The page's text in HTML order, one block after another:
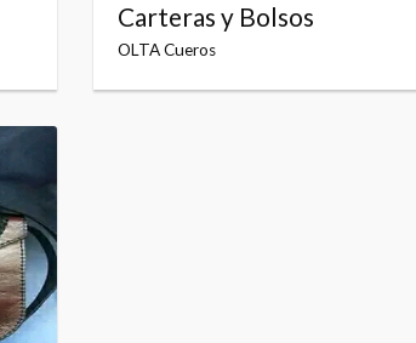
Carteras y Bolsos
OLTA Cueros